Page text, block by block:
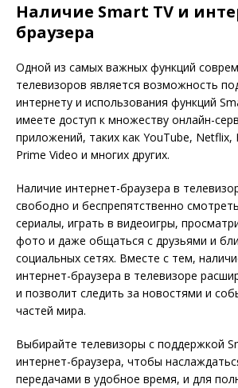
Наличие Smart TV и
браузера
Одной из самых важных функций
телевизоров является возможность
интернету и использования функций
имеете доступ к множеству онлайн-
приложений, таких как YouTube, Netflix,
Prime Video и многих других.
Наличие интернет-браузера в
свободно и беспрепятственно
сериалы, играть в видеоигры,
фото и даже общаться с друзьями и
социальных сетях. Вместе с тем,
интернет-браузера в телевизоре
и позволит следить за новостями и
частей мира.
Выбирайте телевизоры с поддержкой
интернет-браузера, чтобы
передачами в удобное время, и для